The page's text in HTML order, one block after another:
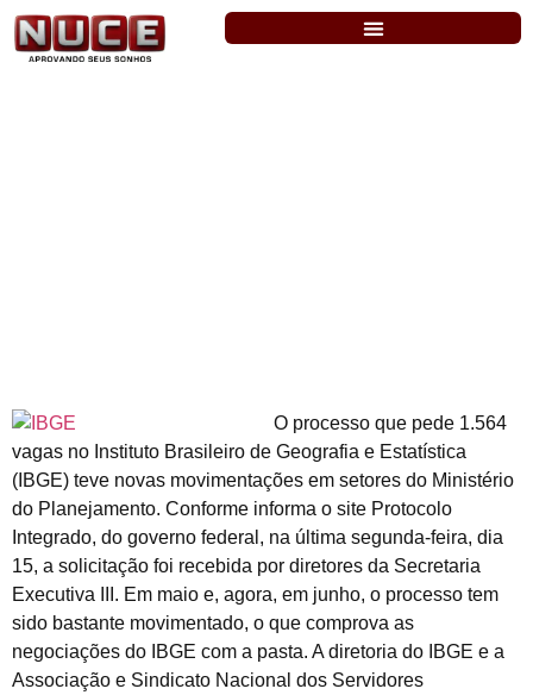
O processo que pede 1.564
vagas no Instituto Brasileiro de Geografia e Estatística
(IBGE) teve novas movimentações em setores do Ministério
do Planejamento. Conforme informa o site Protocolo
Integrado, do governo federal, na última segunda-feira, dia
15, a solicitação foi recebida por diretores da Secretaria
Executiva III. Em maio e, agora, em junho, o processo tem
sido bastante movimentado, o que comprova as
negociações do IBGE com a pasta. A diretoria do IBGE e a
Associação e Sindicato Nacional dos Servidores